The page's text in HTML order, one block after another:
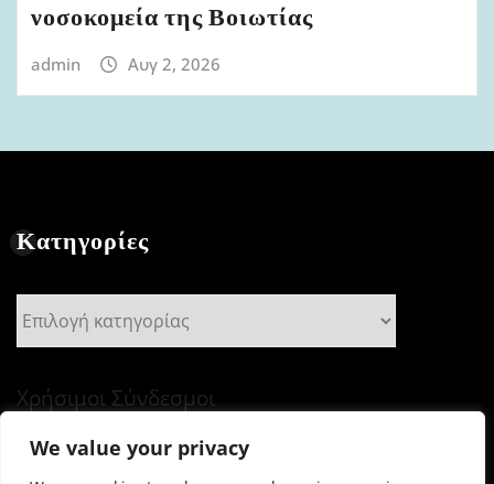
We value your privacy
νοσοκομεία της Βοιωτίας
admin Αυγ 2, 2026
Κατηγορίες
Κατηγορίες
Χρήσιμοι Σύνδεσμοι